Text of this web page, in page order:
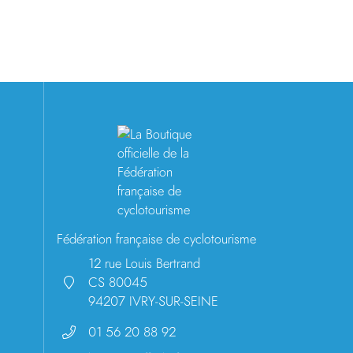
Fédération française de cyclotourisme
12 rue Louis Bertrand
CS 80045
94207 IVRY-SUR-SEINE
01 56 20 88 92